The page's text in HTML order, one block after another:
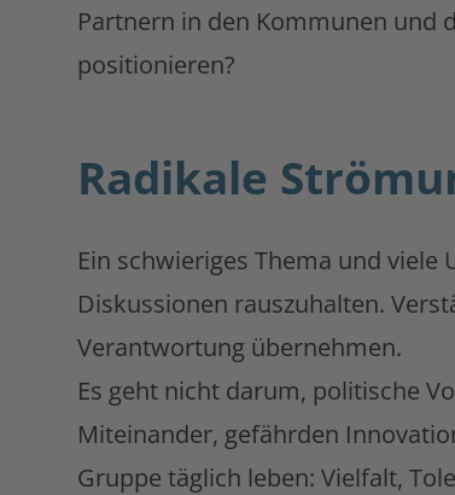
Partnern in den Kommunen und
positionieren?
Radikale
Ein schwieriges Thema und
Diskussionen rauszuhalten.
Verantwortung übernehmen.
Es geht nicht darum, politische
Miteinander, gefährden
Gruppe täglich leben: Vielfalt,